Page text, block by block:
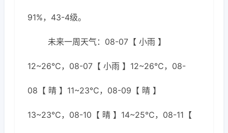
91%，43-4级。
未来一周天气：08-07【 小雨 】
12~26℃，08-07【 小雨 】12~26℃，08-
08【 晴 】11~23℃，08-09【 晴 】
13~23℃，08-10【 晴 】14~25℃，08-11【